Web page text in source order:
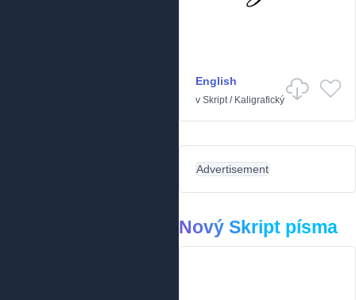
English
v Skript/ Kaligrafický
Advertisement
Nový Skript písma